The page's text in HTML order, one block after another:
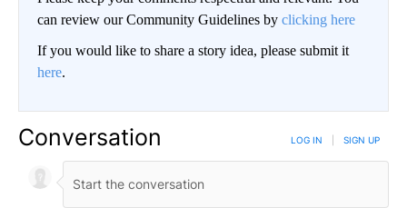
can review our Community Guidelines by clicking here
If you would like to share a story idea, please submit it
here.
Conversation LOG IN SIGN UP